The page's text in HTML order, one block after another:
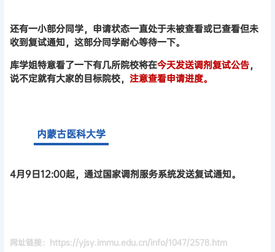
还有一小部分同学，申请状态一直处于未被查看或已查看但未
收到复试通知，这部分同学耐心等待一下。
库学姐特意看了一下有几所院校将在今天发送调剂复试公告，
说不定就有大家的目标院校， 注意查看申请进度。
内蒙古医科大学
4月9日12:00起，通过国家调剂服务系统发送复试通知。
网址链接：https://yjsy.immu.edu.cn/info/1047/2578.htm